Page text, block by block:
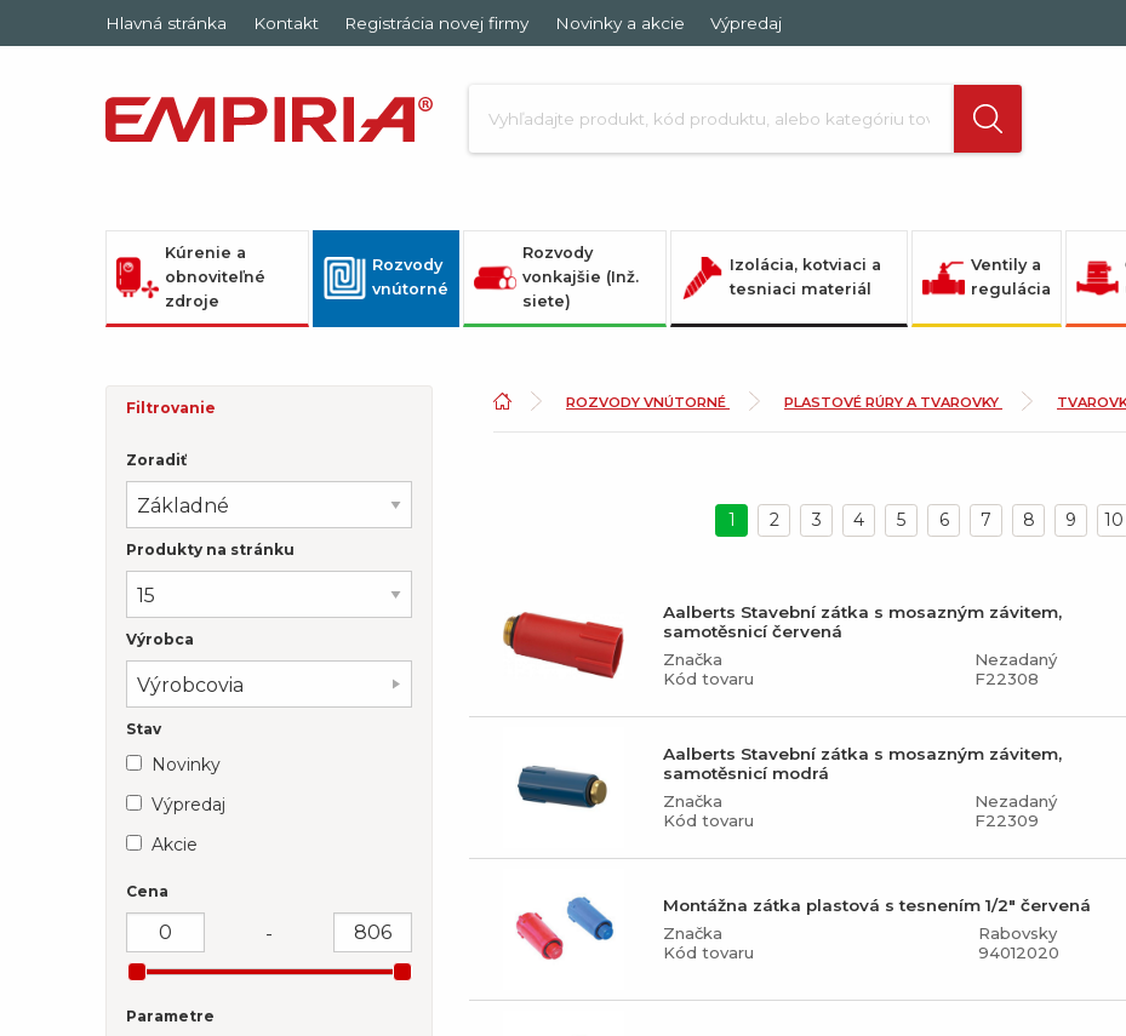
Hlavná stránka Kontakt Registrácia novej firmy Novinky a akcie Výpredaj
Kúrenie a
obnoviteľné
zdroje
Rozvody
vnútorné
Rozvody
vonkajšie (Inž.
siete)
Izolácia, kotviaci a
tesniaci materiál
Ventily a
regulácia
Filtrovanie
Zoradiť
Produkty na stránku
Výrobca
Výrobcovia
Stav
Novinky
Výpredaj
Akcie
Cena
-
Parametre
ROZVODY VNÚTORNÉ PLASTOVÉ RÚRY A TVAROVKY
1 2 3 4 5 6 7 8 9 10
Aalberts Stavební zátka s mosazným závitem,
samotěsnicí červená
Značka
Nezadaný
Kód tovaru
F22308
Aalberts Stavební zátka s mosazným závitem,
samotěsnicí modrá
Značka
Nezadaný
Kód tovaru
F22309
Montážna zátka plastová s tesnením 1/2" červená
Značka
Rabovsky
Kód tovaru
94012020